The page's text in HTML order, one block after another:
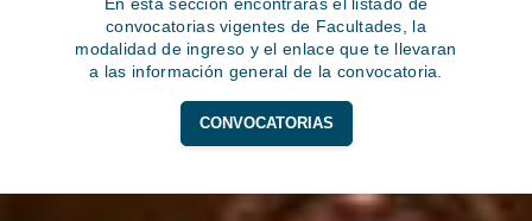
convocatorias vigentes de Facultades, la
modalidad de ingreso y el enlace que te llevaran
a las información general de la convocatoria.
CONVOCATORIAS